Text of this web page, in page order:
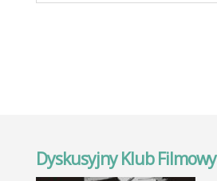
Dyskusyjny Klub Filmowy